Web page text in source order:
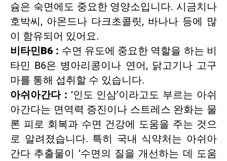
슘은 숙면에도 중요한 영양소입니다. 시금치나
호박씨, 아몬드나 다크초콜릿, 바나나 등에 많
이 함유되어 있어요.
비타민B6 : 수면 유도에 중요한 역할을 하는 비
타민 B6은 병아리콩이나 연어, 닭고기나 고구
마를 통해 섭취할 수 있습니다.
아쉬아간다 : ‘인도 인삼’이라고도 부르는 아쉬
아간다는 면역력 증진이나 스트레스 완화는 물
론 피로 회복과 수면 건강에 도움을 주는 것으
로 알려졌습니다. 특히 국내 식약처는 아쉬아
간다 추출물이 ‘수면의 질을 개선하는 데 도움